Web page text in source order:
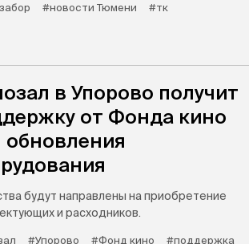
#новости Тюмени #тк
в Упорово получит
от Фонда кино
обновления
будут направлены на приобретение
и расходников.
#Упорово #Фонд кино #поддержка